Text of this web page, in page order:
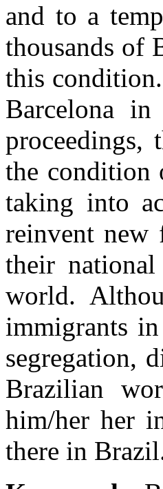
and to a
thousands of
this
Barcelona
proceedings,
the condition
taking into
reinvent new
their
world.
immigrants in
segregation,
Brazilian
him/her her
there in Brazil